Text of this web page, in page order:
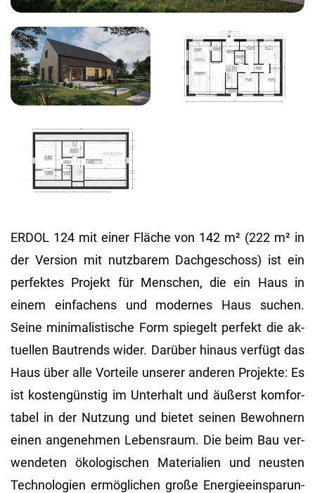
ERDOL 124 mit einer Flä­che von 142 m² (222 m² in
der Ver­si­on mit nutz­ba­rem Dach­ge­schoss) ist ein
per­fek­tes Pro­jekt für Men­schen, die ein Haus in
einem ein­fa­chens und mo­der­nes Haus su­chen.
Seine mi­ni­ma­lis­ti­sche Form spie­gelt per­fekt die ak­
tu­el­len Bau­trends wider. Dar­über hin­aus ver­fügt das
Haus über alle Vor­tei­le un­se­rer an­de­ren Pro­jek­te: Es
ist kos­ten­güns­tig im Un­ter­halt und äu­ßerst kom­for­
ta­bel in der Nut­zung und bie­tet sei­nen Be­woh­nern
einen an­ge­neh­men Le­bens­raum. Die beim Bau ver­
wen­de­ten öko­lo­gi­schen Ma­te­ria­li­en und neus­ten
Tech­no­lo­gi­en er­mög­li­chen große En­er­gie­ein­spa­run­